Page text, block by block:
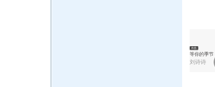
单曲
等你的季节
刘诗诗